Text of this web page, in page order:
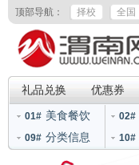
顶部导航： 择校 全国
礼品兑换 优惠券
01# 美食餐饮 02#
09# 分类信息 10#